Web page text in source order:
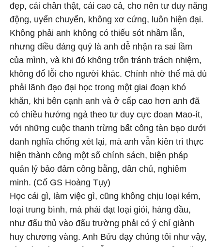
đẹp, cái chân thật, cái cao cả, cho nên tư duy năng
động, uyển chuyển, không xơ cứng, luôn hiện đại.
Không phải anh không có thiếu sót nhầm lẫn,
nhưng điều đáng quý là anh dễ nhận ra sai lầm
của mình, và khi đó không trốn tránh trách nhiệm,
không đổ lỗi cho người khác. Chính nhờ thế mà dù
phải lãnh đạo đại học trong một giai đoạn khó
khăn, khi bên cạnh anh và ở cấp cao hơn anh đã
có chiều hướng ngả theo tư duy cực đoan Mao-ít,
với những cuộc thanh trừng bất công tàn bạo dưới
danh nghĩa chống xét lại, mà anh vẫn kiên trì thực
hiện thành công một số chính sách, biện pháp
quản lý bảo đảm công bằng, dân chủ, nghiêm
minh. (Cố GS Hoàng Tụy)
Học cái gì, làm việc gì, cũng không chịu loại kém,
loại trung bình, mà phải đạt loại giỏi, hàng đầu,
như đấu thủ vào đấu trường phải có ý chí giành
huy chương vàng. Anh Bửu dạy chúng tôi như vậy,